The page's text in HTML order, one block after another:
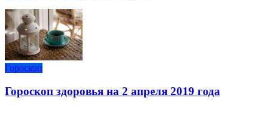
Гороскоп
Гороскоп здоровья на 2 апреля 2019 года